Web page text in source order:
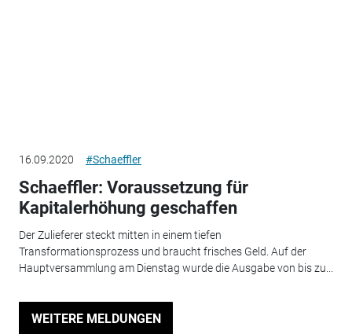
16.09.2020 #Schaeffler
Schaeffler: Voraussetzung für
Kapitalerhöhung geschaffen
Der Zulieferer steckt mitten in einem tiefen
Transformationsprozess und braucht frisches Geld. Auf der
Hauptversammlung am Dienstag wurde die Ausgabe von bis zu...
WEITERE MELDUNGEN